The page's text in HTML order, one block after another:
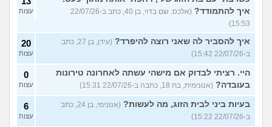
איך להתמודד?
(אלכס, שם בדוי, בן 40, כתב ב-22/07/26
15:53)
עצות
איך להסביר לה שאני רוצה להיפרד?
(עידן, בן 27, כתב
ב-22/07/26 15:42)
20
עצות
היי. רציתי לבדוק אם מישהי עשתה לאחרונה טירונות
בעובדה? (אנונימית, בת 18, כתבה ב-22/07/26 15:31)
0
עצות
בעיות ביני לבית הזוג, מה לעשות?
(אנונימי, בן 24, כתב
ב-22/07/26 15:22)
6
עצות